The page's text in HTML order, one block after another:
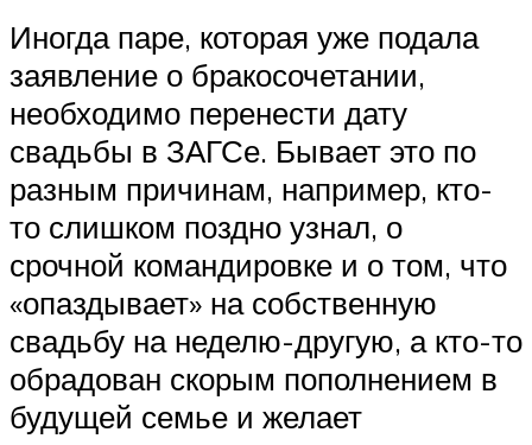
Иногда паре, которая уже подала
заявление о бракосочетании,
необходимо перенести дату
свадьбы в ЗАГСе. Бывает это по
разным причинам, например, кто-
то слишком поздно узнал, о
срочной командировке и о том, что
«опаздывает» на собственную
свадьбу на неделю-другую, а кто-то
обрадован скорым пополнением в
будущей семье и желает